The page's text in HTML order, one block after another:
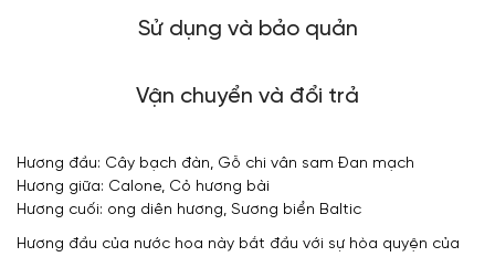
Sử dụng và bảo quản
Vận chuyển và đổi trả
Hương đầu: Cây bạch đàn, Gỗ chi vân sam Đan mạch
Hương giữa: Calone, Cỏ hương bài
Hương cuối: ong diên hương, Sương biển Baltic
Hương đầu của nước hoa này bắt đầu với sự hòa quyện của